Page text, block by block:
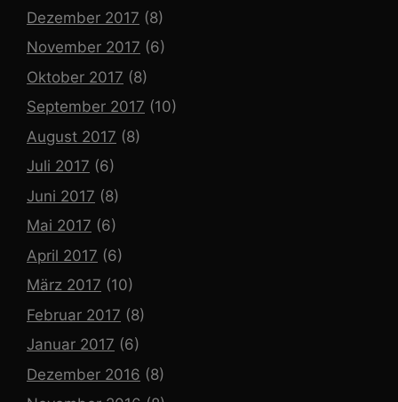
Dezember 2017 (8)
November 2017 (6)
Oktober 2017 (8)
September 2017 (10)
August 2017 (8)
Juli 2017 (6)
Juni 2017 (8)
Mai 2017 (6)
April 2017 (6)
März 2017 (10)
Februar 2017 (8)
Januar 2017 (6)
Dezember 2016 (8)